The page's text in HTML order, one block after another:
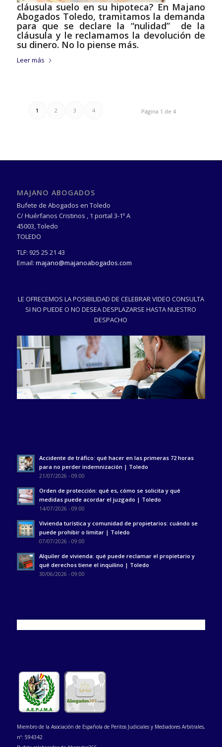
cláusula suelo en su hipoteca? En Majano
Abogados Toledo, tramitamos la demanda
para que se declare la “nulidad” de la
cláusula y le reclamamos la devolución de
su dinero. No lo piense más.
Leer más
Página 1 de 4
1 2 3 4
MAJANO ABOGADOS
Bufete de Abogados en Toledo
C/ Huérfanos Cristinos , 1 portal 3-1º A
45003,Toledo
TOLEDO
TLF: 925 25 21 43
Email: majano@majanoabogados.com
LE OFRECEMOS LA POSIBILIDAD DE CELEBRAR VIDEO CONSULTA
SI NO PUEDE O NO DESEA DESPLAZARSE HASTA NUESTRO
DESPACHO
Accidente de tráfico: qué hacer en las primeras 72 horas
para no perder indemnización | Toledo
21/07/2026 - 09:00
Orden de protección: qué es, cómo se solicita y qué
medidas puede acordar el juzgado | Toledo
14/07/2026 - 09:00
Vivienda turística y comunidad de propietarios: cuándo se
puede prohibir o limitar | Toledo
07/07/2026 - 09:00
Alquiler de vivienda: qué puede reclamar el propietario y
qué derechos tiene el inquilino | Toledo
30/06/2026 - 09:00
Miembro de la Asociación de Española de Peritos Judiciales y Mediadores Arbitrales,
nº: 594342